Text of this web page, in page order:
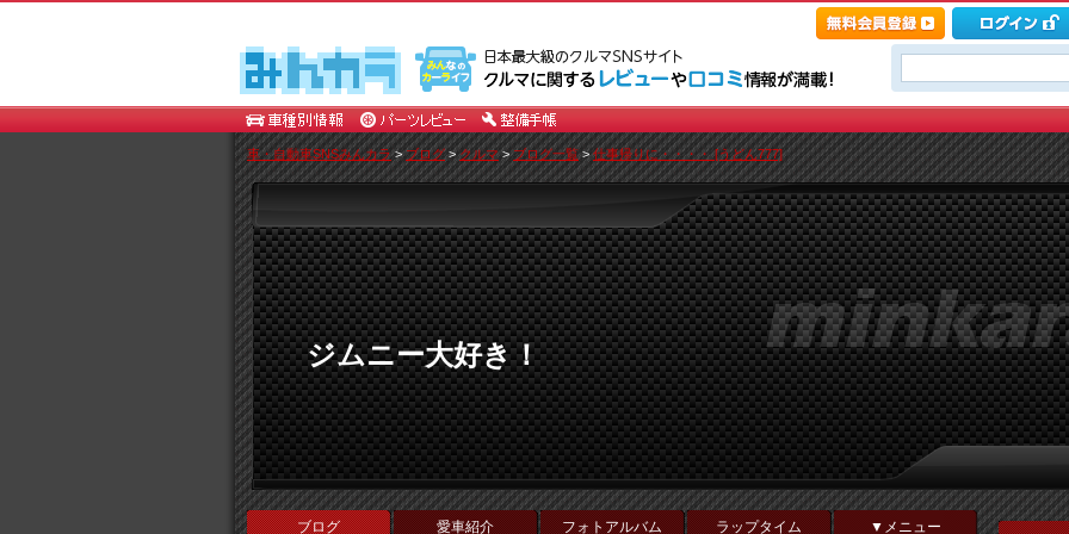
車・自動車SNSみんカラ>ブログ>クルマ>ブログ一覧>仕事帰りに・・・・ [うどん777]
ジムニー大好き！
ブログ 愛車紹介 フォトアルバム ラップタイム ▼メニュー